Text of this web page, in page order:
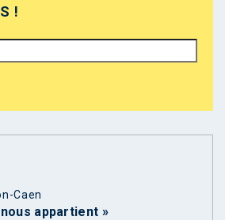
!
Caen
appartient »